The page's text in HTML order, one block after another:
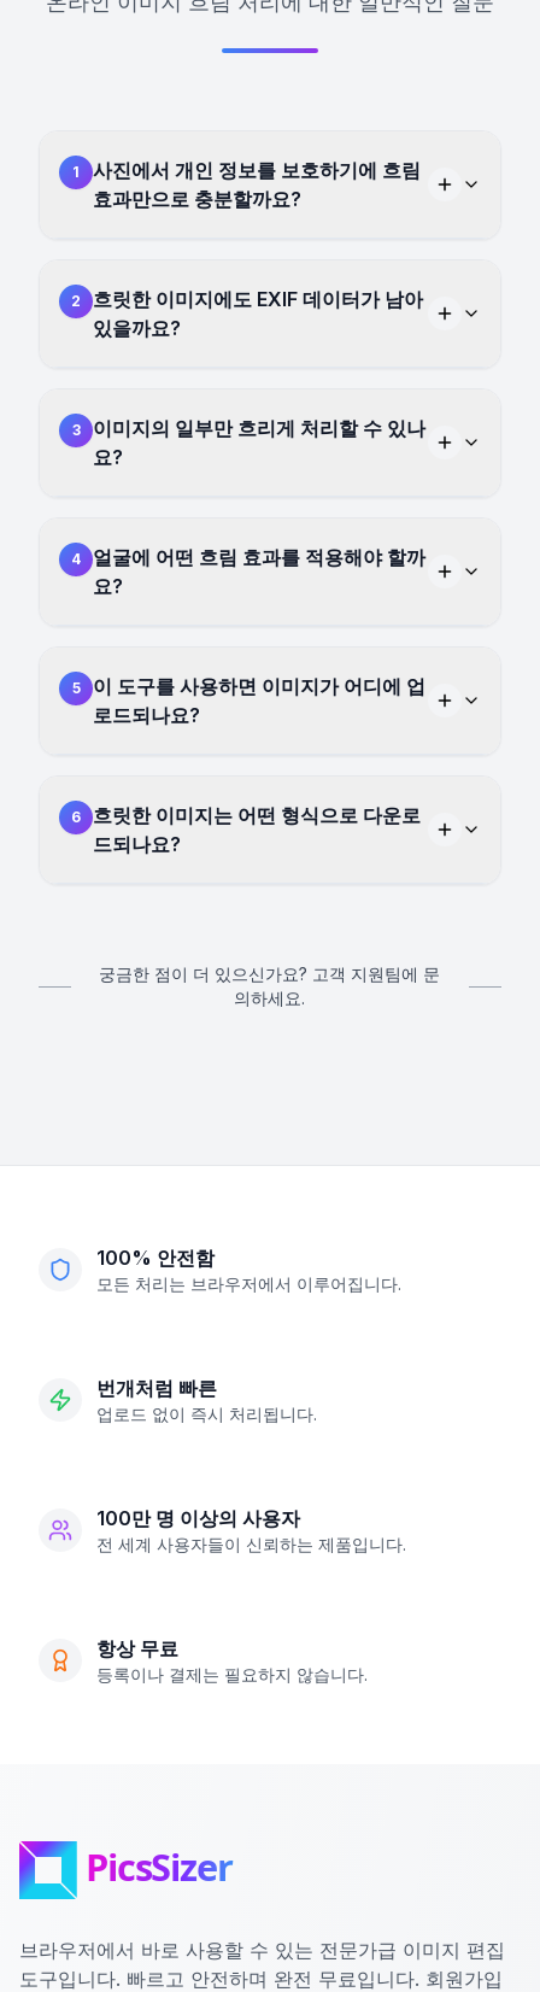
1
사진에서 개인 정보를 보호하기에 흐림
효과만으로 충분할까요?
2
흐릿한 이미지에도 EXIF ​​데이터가 남아
있을까요?
3
이미지의 일부만 흐리게 처리할 수 있나
요?
4
얼굴에 어떤 흐림 효과를 적용해야 할까
요?
5
이 도구를 사용하면 이미지가 어디에 업
로드되나요?
6
흐릿한 이미지는 어떤 형식으로 다운로
드되나요?
궁금한 점이 더 있으신가요? 고객 지원팀에 문
의하세요.
100% 안전함
모든 처리는 브라우저에서 이루어집니다.
번개처럼 빠른
업로드 없이 즉시 처리됩니다.
100만 명 이상의 사용자
전 세계 사용자들이 신뢰하는 제품입니다.
항상 무료
등록이나 결제는 필요하지 않습니다.
브라우저에서 바로 사용할 수 있는 전문가급 이미지 편집
도구입니다. 빠르고 안전하며 완전 무료입니다. 회원가입